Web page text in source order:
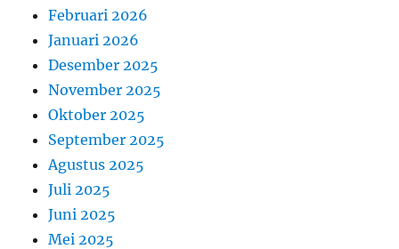
Februari 2026
Januari 2026
Desember 2025
November 2025
Oktober 2025
September 2025
Agustus 2025
Juli 2025
Juni 2025
Mei 2025